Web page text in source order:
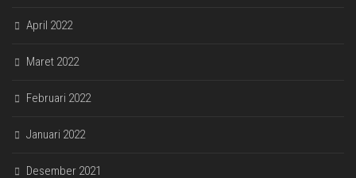
April 2022
Maret 2022
Februari 2022
Januari 2022
Desember 2021